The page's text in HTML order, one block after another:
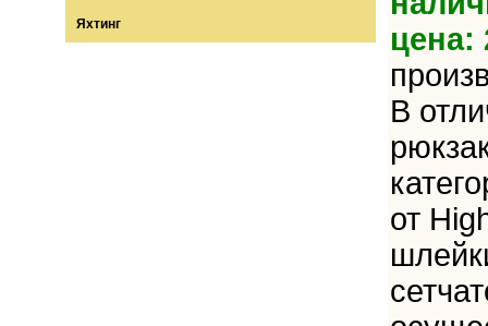
Яхтинг
цена:
В
от